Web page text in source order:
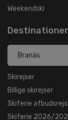
Weekendski
Destinationer
Skirejser
Billige skirejser
Skiferie
Skiferie 2026/